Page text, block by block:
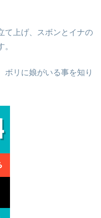
て上げ、スボンとイナの
ボリに娘がいる事を知り